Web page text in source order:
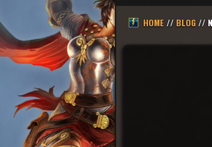
HOME // BLOG //